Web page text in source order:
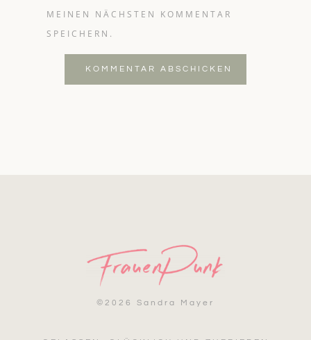
MEINEN NÄCHSTEN KOMMENTAR
SPEICHERN.
KOMMENTAR ABSCHICKEN
© 2026 Sandra Mayer